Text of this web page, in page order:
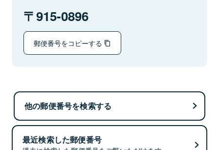
915-0896
郵便番号をコピーする
他の郵便番号を検索する
最近検索した郵便番号